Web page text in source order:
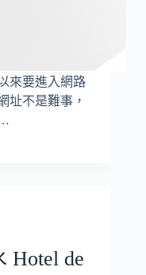
來要進入網路
址不是難事，
Hotel de